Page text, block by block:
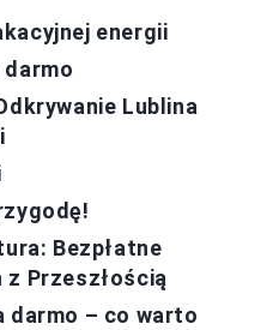
energii
darmo
Lublina
Bezpłatne
z Przeszłością
darmo – co warto